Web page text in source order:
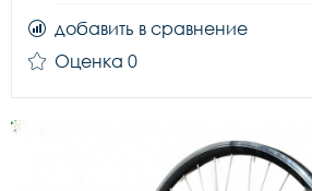
добавить в сравнение
Оценка 0